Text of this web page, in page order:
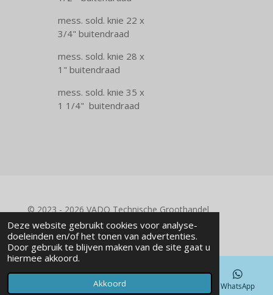
Deze website gebruikt cookies voor analyse-
doeleinden en/of het tonen van advertenties.
Door gebruik te blijven maken van de site gaat u
hiermee akkoord.
Akkoord
mess. sold. knie 22 x
3/4" buitendraad
mess. sold. knie 28 x
1" buitendraad
mess. sold. knie 35 x
1 1/4" buitendraad
© 2023 - 2026 VADO Technische Groothandel
Powered byJouwWeb
Telefoonnummer WhatsApp